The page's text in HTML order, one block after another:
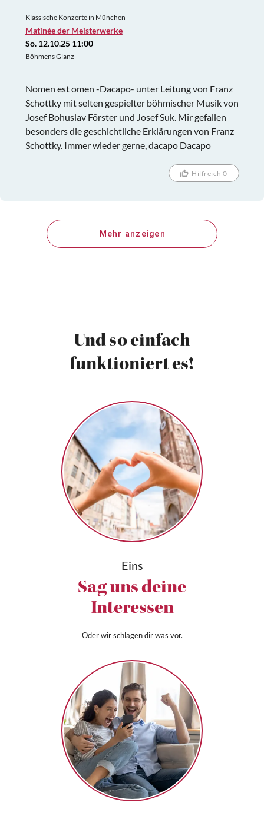
Klassische Konzerte in München
Matinée der Meisterwerke
So. 12.10.25 11:00
Böhmens Glanz
Nomen est omen -Dacapo- unter Leitung von Franz
Schottky mit selten gespielter böhmischer Musik von
Josef Bohuslav Förster und Josef Suk. Mir gefallen
besonders die geschichtliche Erklärungen von Franz
Schottky. Immer wieder gerne, dacapo Dacapo
Hilfreich 0
Mehr anzeigen
Und so einfach
funktioniert es!
Eins
Sag uns deine
Interessen
Oder wir schlagen dir was vor.